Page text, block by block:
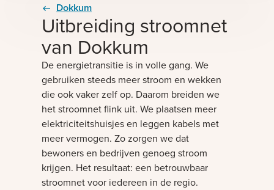
Dokkum
Uitbreiding stroomnet
van Dokkum
De energietransitie is in volle gang. We
gebruiken steeds meer stroom en wekken
die ook vaker zelf op. Daarom breiden we
het stroomnet flink uit. We plaatsen meer
elektriciteitshuisjes en leggen kabels met
meer vermogen. Zo zorgen we dat
bewoners en bedrijven genoeg stroom
krijgen. Het resultaat: een betrouwbaar
stroomnet voor iedereen in de regio.